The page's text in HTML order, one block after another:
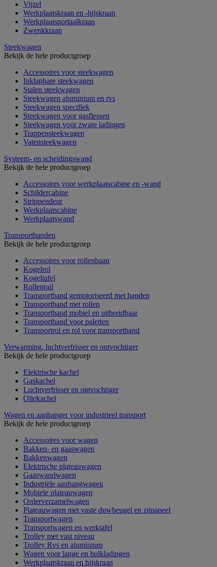
Vijzel
Werkplaatskraan en -hijskraan
Werkplaatsportaalkraan
Zwenkkraan
Steekwagen
Bekijk de hele productgroep
Accessoires voor steekwagen
Inklapbare steekwagen
Stalen steekwagen
Steekwagen aluminium en rvs
Steekwagen specifiek
Steekwagen voor gasflessen
Steekwagen voor zware ladingen
Trappensteekwagen
Vatensteekwagen
Systeem- en scheidingswand
Bekijk de hele productgroep
Accessoires voor werkplaatscabine en -wand
Schildercabine
Strippendeur
Werkplaatscabine
Werkplaatswand
Transportbanden
Bekijk de hele productgroep
Accessoires voor rollenbaan
Kogelrol
Kogeltafel
Rollenrail
Transportband gemotoriseerd met banden
Transportband met rollen
Transportband mobiel en uitbreidbaar
Transportband voor paletten
Transportrol en rol voor transportband
Verwarming, luchtverfrisser en ontvochtiger
Bekijk de hele productgroep
Elektrische kachel
Gaskachel
Luchtverfrisser en ontvochtiger
Oliekachel
Wagen en aanhanger voor industrieel transport
Bekijk de hele productgroep
Accessoires voor wagen
Bakken- en gaaswagen
Bakkenwagen
Elektrische plateauwagen
Gaaswandwagen
Industriële aanhangwagen
Mobiele plateauwagen
Orderverzamelwagen
Plateauwagen met vaste duwbeugel en zijpaneel
Transportwagen
Transportwagen en werktafel
Trolley met vast niveau
Trolley Rvs en aluminium
Wagen voor lange en bulkladingen
Werkplaatskraan en hijskraan